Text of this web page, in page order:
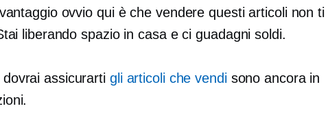
ovvio qui è che vendere questi articoli non ti
liberando spazio in casa e ci guadagni soldi.
assicurarti gli articoli che vendisono ancora in